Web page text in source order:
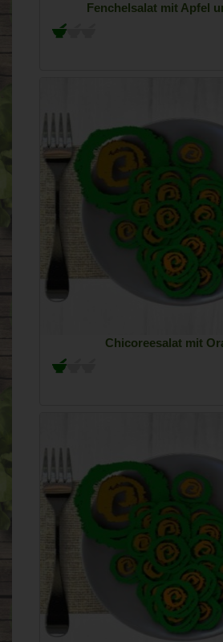
Fenchelsalat mit Apfel
Chicoreesalat mit